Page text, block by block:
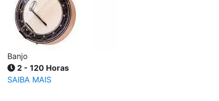
Banjo
2 - 120 Horas
SAIBA MAIS